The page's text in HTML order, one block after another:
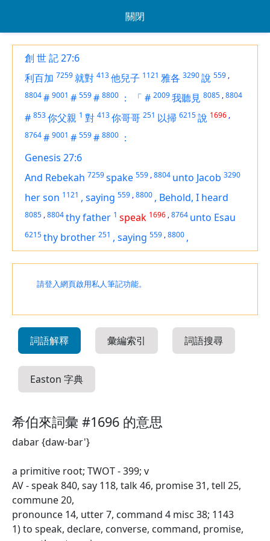
關閉
創 世 記 27:6
利百加 7259就對 413他兒子 1121 雅各 3290說 559 ,
8804# 9001 # 559# 8800 ： 「 # 2009我聽見 8085 ,8804
# 853你父親 1 對 413你哥哥 251 以掃 6215說 1696 ,
8764# 9001 # 559# 8800 ：
Genesis 27:6
And Rebekah 7259spake 559 ,8804 unto Jacob 3290
her son 1121 , saying 559 ,8800 , Behold, I heard
8085 ,8804thy father 1 speak 1696 ,8764 unto Esau
6215thy brother 251 , saying 559 ,8800 ,
請登入網頁啟用私人筆記功能。
詞語解釋 彙編索引 詞語搜尋
Easton 字典
希伯來詞彙 #1696 的意思
dabar {daw-bar'}
a primitive root; TWOT - 399; v
AV - speak 840, say 118, talk 46, promise 31, tell 25,
commune 20,
pronounce 14, utter 7, command 4 misc 38; 1143
1) to speak, declare, converse, command, promise,